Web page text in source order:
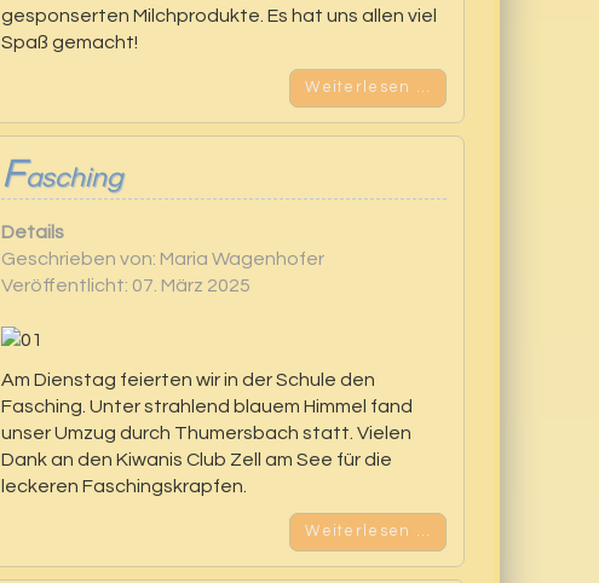
gesponserten Milchprodukte. Es hat uns allen viel
Spaß gemacht!
Weiterlesen …
Fasching
Details
Geschrieben von: Maria Wagenhofer
Veröffentlicht: 07. März 2025
Am Dienstag feierten wir in der Schule den
Fasching. Unter strahlend blauem Himmel fand
unser Umzug durch Thumersbach statt. Vielen
Dank an den Kiwanis Club Zell am See für die
leckeren Faschingskrapfen.
Weiterlesen …